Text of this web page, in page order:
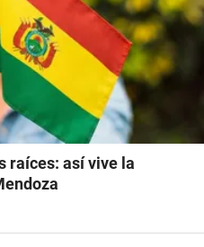
raíces: así vive la